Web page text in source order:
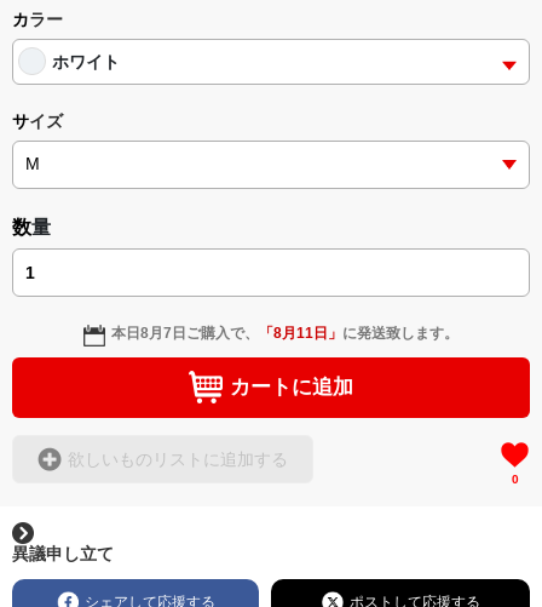
カラー
ホワイト
サイズ
数量
本日8月7日 ご購入で、 「8月11日 」 に発送致します。
カートに追加
欲しいものリストに追加する
0
異議申し立て
シェアして応援する ポストして応援する